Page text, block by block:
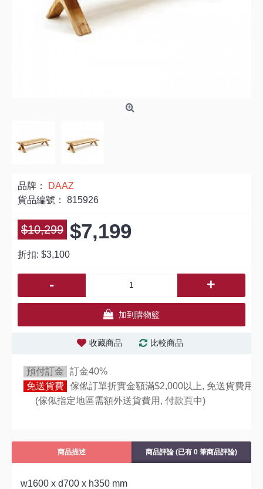
品牌：
DAAZ
貨品編號： 815926
$10,299 $7,199
折扣: $3,100
- +
加到購物籃
收藏商品 比較商品
預付訂金
訂金40%
免送貨費 傢俬訂單折實金額滿$2,000以上, 免送貨費用,
(傢俬指定地區需額外送貨費用, 付款頁中)
商品描述 商品評論 (已有 0 筆商品評論)
w1600 x d700 x h350 mm